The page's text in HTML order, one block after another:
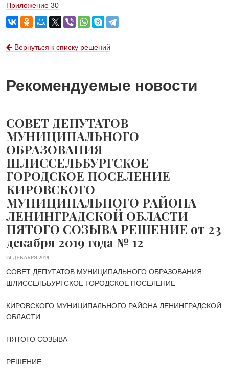
Приложение 30
Вернуться к списку решений
Рекомендуемые новости
СОВЕТ ДЕПУТАТОВ
МУНИЦИПАЛЬНОГО
ОБРАЗОВАНИЯ
ШЛИССЕЛЬБУРГСКОЕ
ГОРОДСКОЕ ПОСЕЛЕНИЕ
КИРОВСКОГО
МУНИЦИПАЛЬНОГО РАЙОНА
ЛЕНИНГРАДСКОЙ ОБЛАСТИ
ПЯТОГО СОЗЫВА РЕШЕНИЕ от 23
декабря 2019 года № 12
24 ДЕКАБРЯ 2019
СОВЕТ ДЕПУТАТОВ МУНИЦИПАЛЬНОГО ОБРАЗОВАНИЯ
ШЛИССЕЛЬБУРГСКОЕ ГОРОДСКОЕ ПОСЕЛЕНИЕ
КИРОВСКОГО МУНИЦИПАЛЬНОГО РАЙОНА ЛЕНИНГРАДСКОЙ
ОБЛАСТИ
ПЯТОГО СОЗЫВА
РЕШЕНИЕ